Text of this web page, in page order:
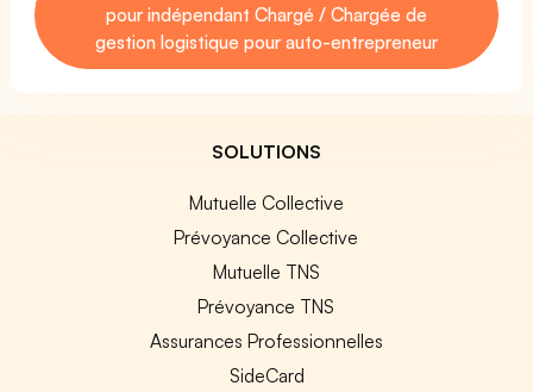
pour indépendant Chargé / Chargée de
gestion logistique pour auto-entrepreneur
SOLUTIONS
Mutuelle Collective
Prévoyance Collective
Mutuelle TNS
Prévoyance TNS
Assurances Professionnelles
SideCard